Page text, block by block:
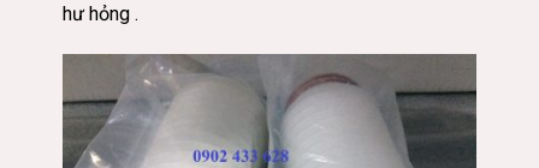
hư hỏng .